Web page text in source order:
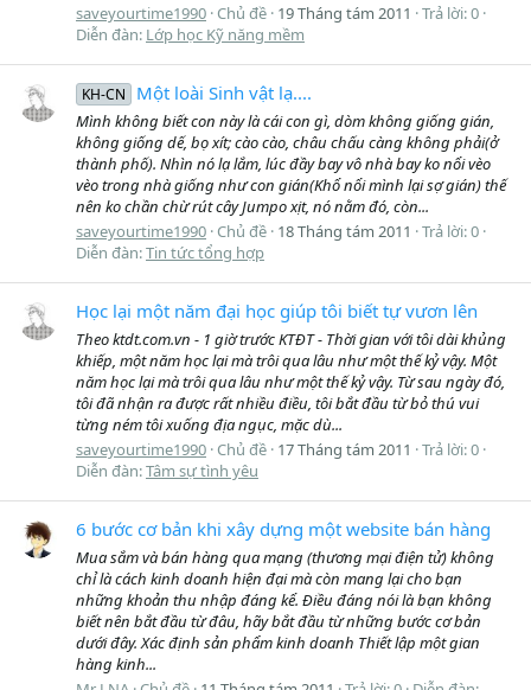
saveyourtime1990 Chủ đề 19 Tháng tám 2011
Trả lời: 0
Diễn đàn: Lớp học Kỹ năng mềm
KH-CN Một loài Sinh vật lạ....
Mình không biết con này là cái con gì, dòm không giống gián,
không giống dế, bọ xít; cào cào, châu chấu càng không phải(ở
thành phố). Nhìn nó lạ lắm, lúc đầy bay vô nhà bay ko nổi vèo
vèo trong nhà giống như con gián(Khổ nổi mình lại sợ gián) thế
nên ko chần chừ rút cây Jumpo xịt, nó nằm đó, còn...
saveyourtime1990 Chủ đề 18 Tháng tám 2011
Trả lời: 0
Diễn đàn:Tin tức tổng hợp
Học lại một năm đại học giúp tôi biết tự vươn lên
Theo ktdt.com.vn - 1 giờ trước KTĐT - Thời gian với tôi dài khủng
khiếp, một năm học lại mà trôi qua lâu như một thế kỷ vậy. Một
năm học lại mà trôi qua lâu như một thế kỷ vậy. Từ sau ngày đó,
tôi đã nhận ra được rất nhiều điều, tôi bắt đầu từ bỏ thú vui
từng ném tôi xuống địa ngục, mặc dù...
saveyourtime1990 Chủ đề 17 Tháng tám 2011
Trả lời: 0
Diễn đàn:Tâm sự tình yêu
6 bước cơ bản khi xây dựng một website bán hàng
Mua sắm và bán hàng qua mạng (thương mại điện tử) không
chỉ là cách kinh doanh hiện đại mà còn mang lại cho bạn
những khoản thu nhập đáng kể. Điều đáng nói là bạn không
biết nên bắt đầu từ đâu, hãy bắt đầu từ những bước cơ bản
dưới đây. Xác định sản phẩm kinh doanh Thiết lập một gian
hàng kinh...